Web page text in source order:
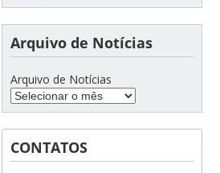
Arquivo de Notícias
Arquivo de Notícias
CONTATOS